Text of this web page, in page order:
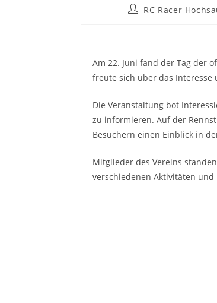
RC Racer
Am 22. Juni fand der Tag der
freute sich über das Interesse
Die Veranstaltung bot
zu informieren. Auf der
Besuchern einen Einblick in
Mitglieder des Vereins
verschiedenen Aktivitäten